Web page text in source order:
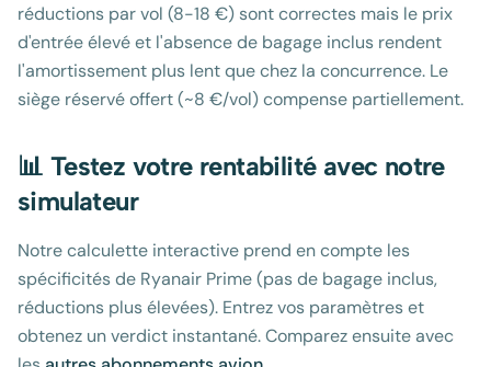
réductions par vol (8-18 €) sont correctes mais le prix
d'entrée élevé et l'absence de bagage inclus rendent
l'amortissement plus lent que chez la concurrence. Le
siège réservé offert (~8 €/vol) compense partiellement.
📊 Testez votre rentabilité avec notre
simulateur
Notre calculette interactive prend en compte les
spécificités de Ryanair Prime (pas de bagage inclus,
réductions plus élevées). Entrez vos paramètres et
obtenez un verdict instantané. Comparez ensuite avec